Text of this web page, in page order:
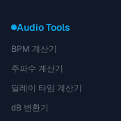
Audio Tools
BPM 계산기
주파수 계산기
딜레이 타임 계산기
dB 변환기